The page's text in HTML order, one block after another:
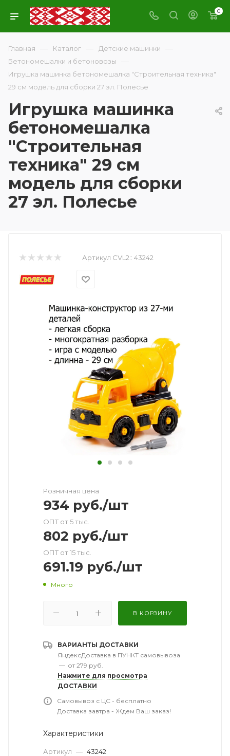
0
Главная — Каталог — Детские машинки —
Бетономешалки и бетоновозы —
Игрушка машинка бетономешалка "Строительная техника"
29 см модель для сборки 27 эл. Полесье
Игрушка машинка
бетономешалка
"Строительная
техника" 29 см
модель для сборки
27 эл. Полесье
Артикул CVL2:: 43242
Розничная цена
934 руб./шт
ОПТ от 5 тыс.
802 руб./шт
ОПТ от 15 тыс.
691.19 руб./шт
Много
В КОРЗИНУ
ВАРИАНТЫ ДОСТАВКИ
ЯндексДоставка в ПУНКТ самовывоза
— от 279 руб.
Нажмите для просмотра
ДОСТАВКИ
Самовывоз с ЦС - бесплатно
Доставка завтра - Ждем Ваш заказ!
Характеристики
Артикул — 43242